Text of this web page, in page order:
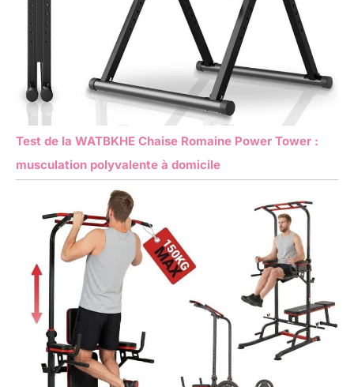
Test de la WATBKHE Chaise Romaine Power Tower :
musculation polyvalente à domicile